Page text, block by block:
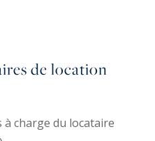
de location
charge du locataire